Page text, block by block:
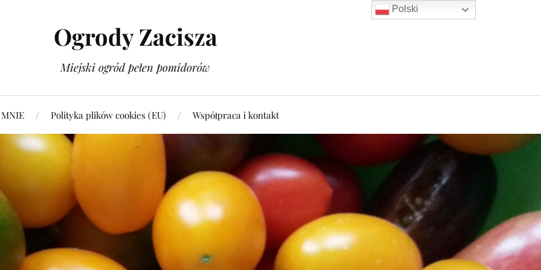
Ogrody Zacisza
Miejski ogród pełen pomidorów
Polityka plików cookies (EU) Współpraca i kontakt
Polski